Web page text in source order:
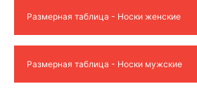
Размерная таблица - Носки женские
Размерная таблица - Носки мужские